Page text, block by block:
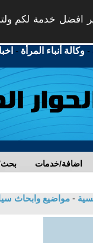
افضل خدمة لكم
-وكالة أنباء المرأة -
اضافة/خدمات
- مواضيع وابحاث